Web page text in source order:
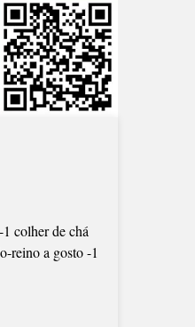
colher de chá
reino a gosto -1